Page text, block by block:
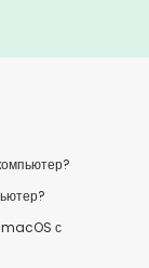
macOS с